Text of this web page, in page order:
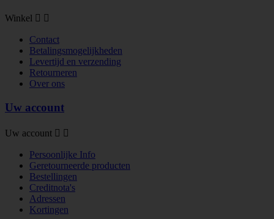
Winkel  
Contact
Betalingsmogelijkheden
Levertijd en verzending
Retourneren
Over ons
Uw account
Uw account  
Persoonlijke Info
Geretourneerde producten
Bestellingen
Creditnota's
Adressen
Kortingen